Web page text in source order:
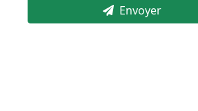
Envoyer